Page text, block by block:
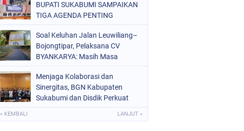
BUPATI SUKABUMI SAMPAIKAN
TIGA AGENDA PENTING
Soal Keluhan Jalan Leuwiliang–
Bojongtipar, Pelaksana CV
BYANKARYA: Masih Masa
Diperbaiki
Menjaga Kolaborasi dan
Sinergitas, BGN Kabupaten
Sukabumi dan Disdik Perkuat
« KEMBALI LANJUT »